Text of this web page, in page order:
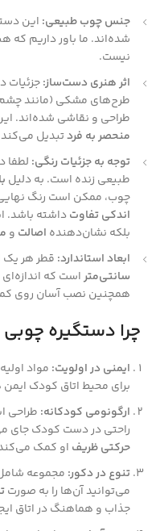
جنس چوب طبیعی: این
شده‌اند. ما باور داریم
نیست.
اثر هنری دست‌ساز:جزئیات
طرح‌های مشکی (مانند
طراحی و نقاشی شده‌اند.
منحصر به فردتبدیل
توجه به جزئیات رنگی: لطفا
طبیعی زنده است. به دلیل
چوب، ممکن است رنگ
اندکی تفاوتداشته باشد.
بلکه نشان‌دهنده اصالت و
ابعاد استاندارد: قطر هر یک
سانتی‌متراست که
همچنین نصب آسان روی
چرا دستگیره
ایمنی در اولویت: مواد
برای محیط اتاق کودک
ارگونومی کودکانه: طراحی
راحتی در دست کودک جای
حرکتی ظریف او کمک
تنوع در دکور: مجموعه
می‌توانید آن‌ها را به صورت
جذاب و هماهنگ در اتاق